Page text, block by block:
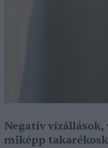
Negatív
miképp